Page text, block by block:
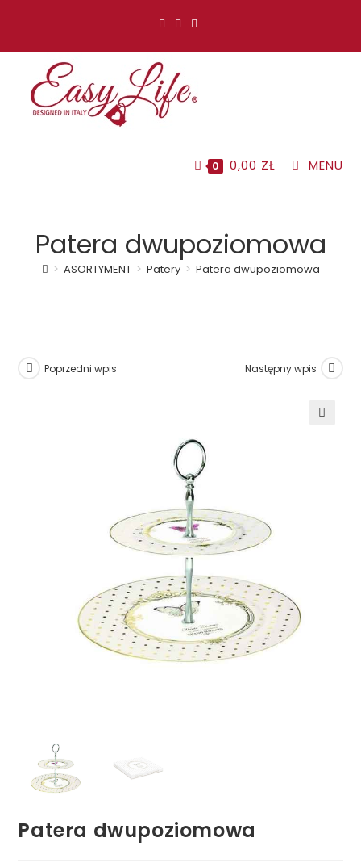
0 0,00 ZŁ MENU
Patera dwupoziomowa
> ASORTYMENT > Patery > Patera dwupoziomowa
Poprzedni wpis Następny wpis
Patera dwupoziomowa